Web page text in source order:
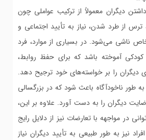
دیگران معمولاً از ترکیب عواملی چون
ترس از طرد شدن، نیاز به تأیید اجتماعی و
ناشی می‌شود. در بسیاری از موارد، فرد
آموخته باشد که برای حفظ روابط،
دیگران را بر خواسته‌های خود ترجیح دهد.
طور ناخودآگاه باعث شود که در بزرگسالی
دیگران را به دست آورد. علاوه بر این،
در مواجهه با تعارضات نیز از دلایل رایج
نیز به طور طبیعی به تأیید دیگران نیاز